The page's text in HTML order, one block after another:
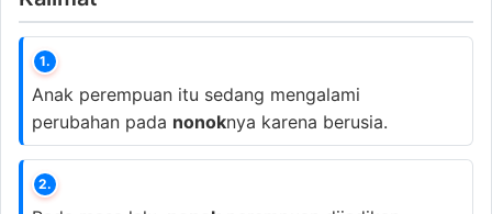
1.
Anak perempuan itu sedang mengalami
perubahan pada nonoknya karena berusia.
2.